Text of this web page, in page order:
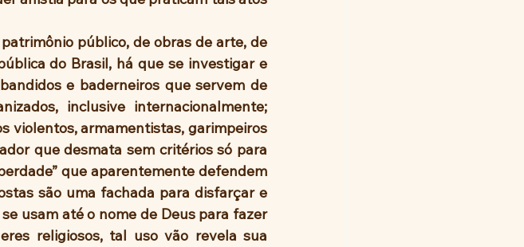
do Brasil, há que se investigar e
e baderneiros que servem de
inclusive internacionalmente;
violentos, armamentistas, garimpeiros
que desmata sem critérios só para
que aparentemente defendem
são uma fachada para disfarçar e
usam até o nome de Deus para fazer
religiosos, tal uso vão revela sua